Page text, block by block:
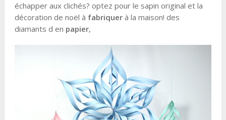
échapper aux clichés? optez pour le sapin original et la
décoration de noël à fabriquerà la maison! des
diamants d en papier,